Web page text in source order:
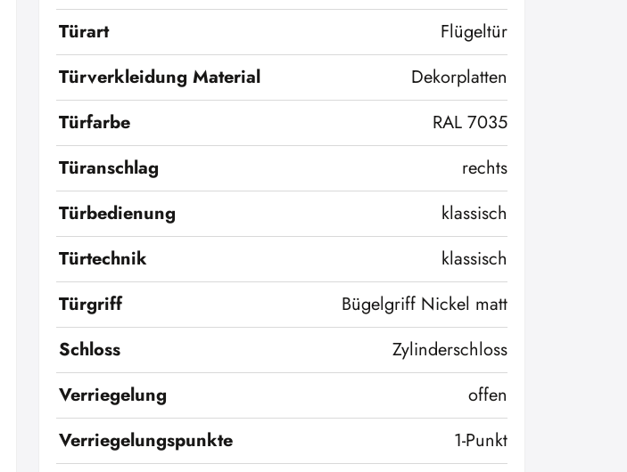
Türart
Flügeltür
Türverkleidung Material
Dekorplatten
Türfarbe
RAL 7035
Türanschlag
rechts
Türbedienung
klassisch
Türtechnik
klassisch
Türgriff
Bügelgriff Nickel matt
Schloss
Zylinderschloss
Verriegelung
offen
Verriegelungspunkte
1-Punkt